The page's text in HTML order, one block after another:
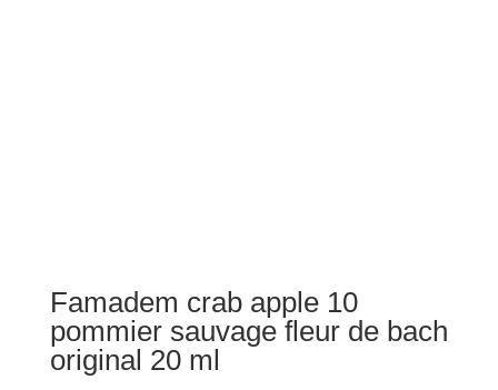
Famadem crab apple 10
pommier sauvage fleur de bach
original 20 ml